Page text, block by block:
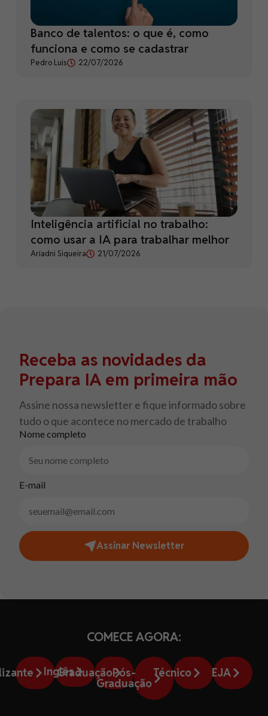
Banco de talentos: o que é, como
funciona e como se cadastrar
Pedro Luis 22/07/2026
Inteligência artificial no trabalho:
como usar a IA para trabalhar melhor
Ariadni Siqueira 21/07/2026
Receba as novidades da
Prepara IA em primeira mão
Assine nossa newsletter e fique informado sobre
tudo o que acontece no mercado de trabalho
Nome completo
E-mail
Assinar Newsletter
COMECE AGORA:
Inglês
GraduaçãoPós-
Graduação
Técnico EJA